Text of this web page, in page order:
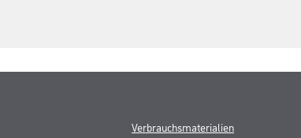
Verbrauchsmaterialien